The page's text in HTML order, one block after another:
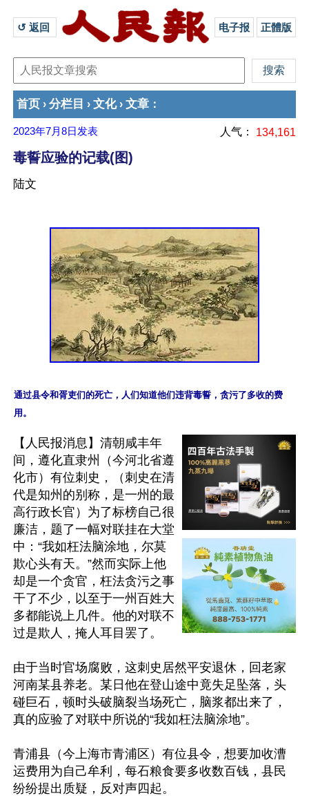
↺ 返回 电子报 正體版
首页 › 分栏目 › 文化› 文章 ：
2023年7月8日 发表 人气： 134,161
毒誓应验的记载(图)
陆文
通过县令和胥吏们的死亡，人们知道他们违背毒誓，贪污了多收的费
【人民报消息】清朝咸丰年
间，遵化直隶州（今河北省遵
化市）有位刺史，（刺史在清
代是知州的别称，是一州的最
高行政长官）为了标榜自己很
廉洁，题了一幅对联挂在大堂
中：“我如枉法脑涂地，尔莫
欺心头有天。”然而实际上他
却是一个贪官，枉法贪污之事
干了不少，以至于一州百姓大
多都能说上几件。他的对联不
过是欺人，掩人耳目罢了。
由于当时官场腐败，这刺史居然平安退休，回老家
河南某县养老。某日他在登山途中竟失足坠落，头
碰巨石，顿时头破脑裂当场死亡，脑浆都出来了，
真的应验了对联中所说的“我如枉法脑涂地”。
青浦县（今上海市青浦区）有位县令，想要加收漕
运费用为自己牟利，每石粮食要多收数百钱，县民
纷纷提出质疑，反对声四起。